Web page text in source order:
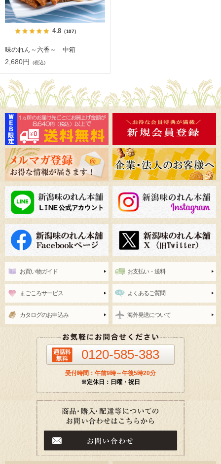
4.8（107）
味のれん～六香～ 中箱
2,680円 (税込)
お買い物ガイド お支払い・送料
まごころサービス よくあるご質問
カタログのお申込み 海外発送について
0120-585-383
受付時間：午前9時～午後5時20分
※定休日：日曜・祝日